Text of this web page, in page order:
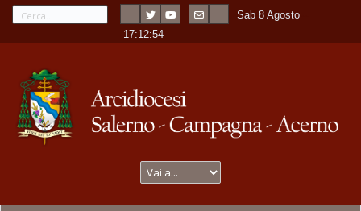
Sab 8 Agosto
17:12:54